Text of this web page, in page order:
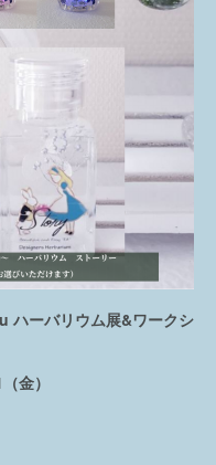
ーバリウム展&ワークシ
金）